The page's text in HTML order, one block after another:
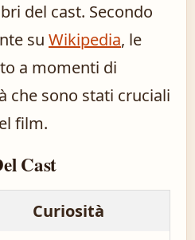
del cast. Secondo
su Wikipedia, le
a momenti di
che sono stati cruciali
film.
Cast
Curiosità